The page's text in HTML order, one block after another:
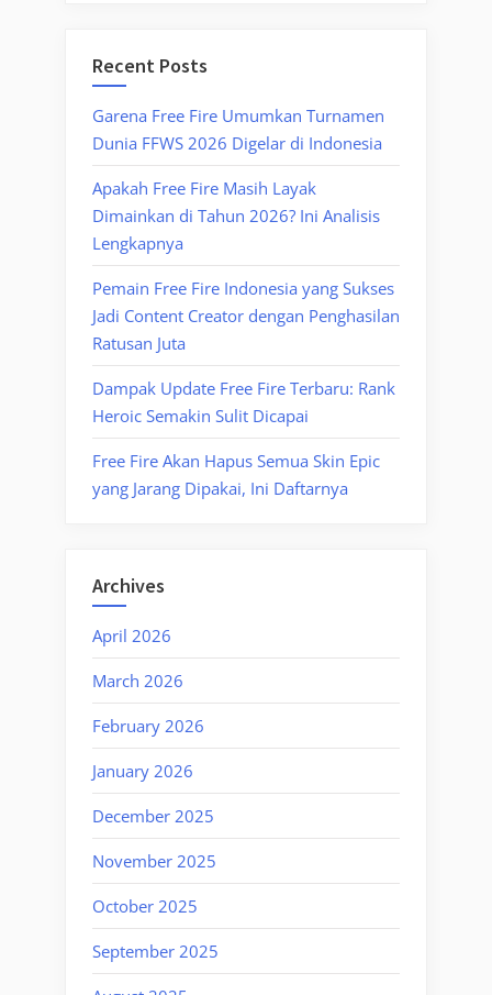
Recent Posts
Garena Free Fire Umumkan Turnamen
Dunia FFWS 2026 Digelar di Indonesia
Apakah Free Fire Masih Layak
Dimainkan di Tahun 2026? Ini Analisis
Lengkapnya
Pemain Free Fire Indonesia yang Sukses
Jadi Content Creator dengan Penghasilan
Ratusan Juta
Dampak Update Free Fire Terbaru: Rank
Heroic Semakin Sulit Dicapai
Free Fire Akan Hapus Semua Skin Epic
yang Jarang Dipakai, Ini Daftarnya
Archives
April 2026
March 2026
February 2026
January 2026
December 2025
November 2025
October 2025
September 2025